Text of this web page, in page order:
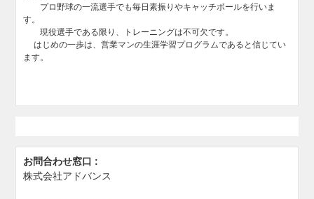
プロ野球の一流選手でも毎日素振りやキャッチボールを行いま
す。
現役選手である限り、トレーニングは不可欠です。
はじめの一歩は、営業マンの生涯学習プログラムであると信じてい
ます。
お問合わせ窓口 :
株式会社アドバンス